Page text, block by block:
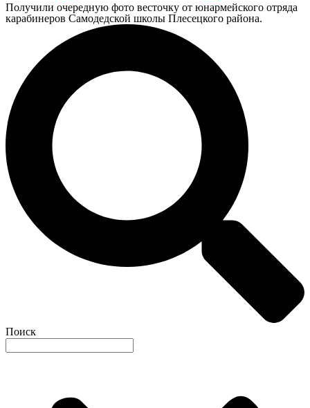
Получили очередную фото весточку от юнармейского отряда
карабинеров Самодедской школы Плесецкого района.
Поиск